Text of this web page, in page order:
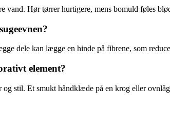
vand. Hør tørrer hurtigere, mens bomuld føles
dele kan lægge en hinde på fibrene, som
element?
stil. Et smukt håndklæde på en krog eller